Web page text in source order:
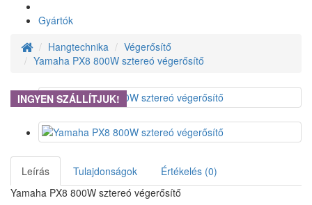
Gyártók
Hangtechnika
Végerősítő
Yamaha PX8 800W sztereó végerősítő
INGYEN SZÁLLÍTJUK!
Leírás Tulajdonságok
Értékelés (0)
Yamaha PX8 800W sztereó végerősítő